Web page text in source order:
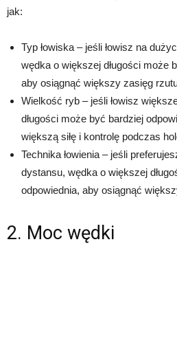
jak:
Typ łowiska – jeśli łowisz na
wędka o większej długości może
aby osiągnąć większy zasięg
Wielkość ryb – jeśli łowisz
długości może być bardziej
większą siłę i kontrolę podczas
Technika łowienia – jeśli
dystansu, wędka o większej
odpowiednia, aby osiągnąć
2. Moc wędki